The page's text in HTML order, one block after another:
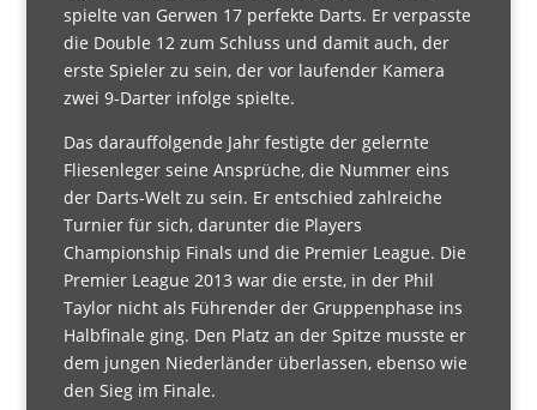
spielte van Gerwen 17 perfekte Darts. Er verpasste
die Double 12 zum Schluss und damit auch, der
erste Spieler zu sein, der vor laufender Kamera
zwei 9-Darter infolge spielte.
Das darauffolgende Jahr festigte der gelernte
Fliesenleger seine Ansprüche, die Nummer eins
der Darts-Welt zu sein. Er entschied zahlreiche
Turnier für sich, darunter die Players
Championship Finals und die Premier League. Die
Premier League 2013 war die erste, in der Phil
Taylor nicht als Führender der Gruppenphase ins
Halbfinale ging. Den Platz an der Spitze musste er
dem jungen Niederländer überlassen, ebenso wie
den Sieg im Finale.